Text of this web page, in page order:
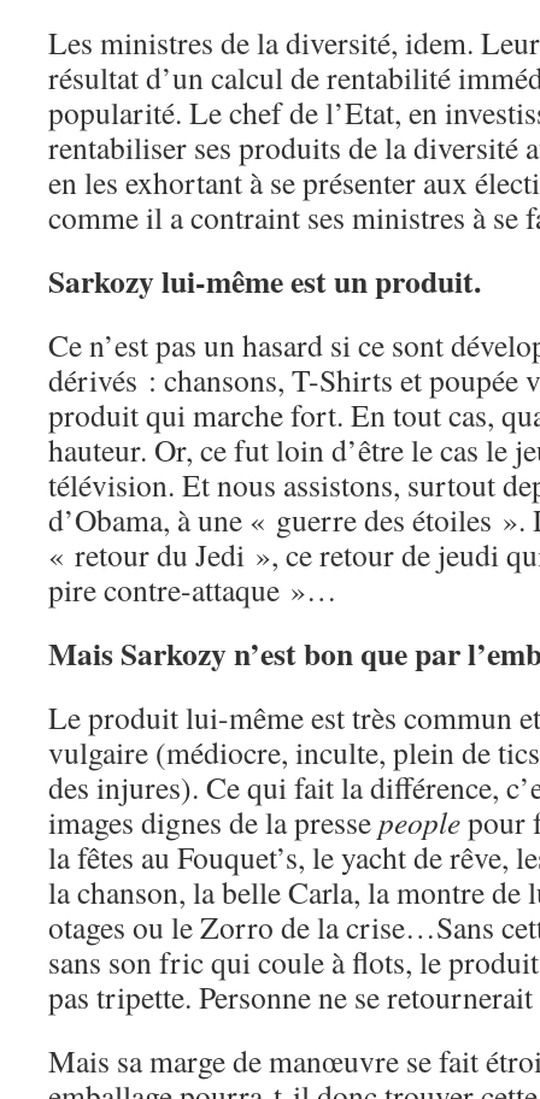
Les ministres de la diversité, idem.
résultat d’un calcul de rentabilité
popularité. Le chef de l’Etat, en
rentabiliser ses produits de la diversité
en les exhortant à se présenter aux
comme il a contraint ses ministres à se
Sarkozy lui-même est un produit.
Ce n’est pas un hasard si ce sont
dérivés : chansons, T-Shirts et poupée
produit qui marche fort. En tout cas,
hauteur. Or, ce fut loin d’être le cas le
télévision. Et nous assistons, surtout
d’Obama, à une « guerre des étoiles ».
« retour du Jedi », ce retour de jeudi
pire contre-attaque »…
Mais Sarkozy n’est bon que par
Le produit lui-même est très commun
vulgaire (médiocre, inculte, plein de
des injures). Ce qui fait la différence,
images dignes de la pressepeoplepour
la fêtes au Fouquet’s, le yacht de rêve,
la chanson, la belle Carla, la montre de
otages ou le Zorro de la crise…Sans
sans son fric qui coule à flots, le
pas tripette. Personne ne se retournerait
Mais sa marge de manœuvre se fait